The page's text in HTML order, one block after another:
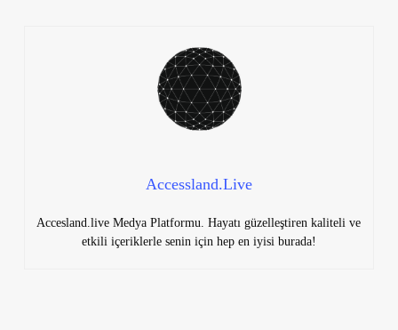
Accessland.Live
Accesland.live Medya Platformu. Hayatı güzelleştiren kaliteli ve
etkili içeriklerle senin için hep en iyisi burada!